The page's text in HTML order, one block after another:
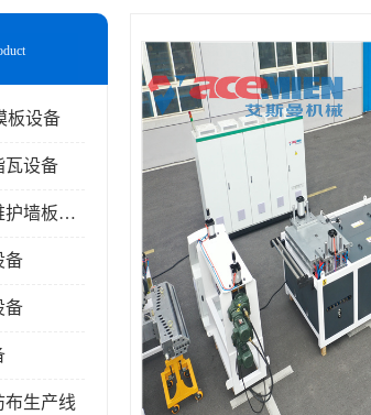
板设备
瓦设备
PVC竹木纤维护墙板设备
备
备
布生产线